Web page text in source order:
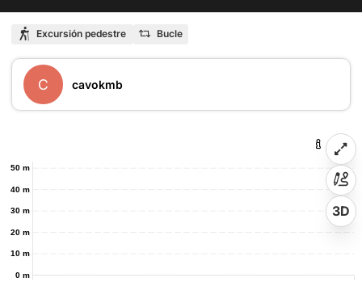
Excursión pedestre Bucle
C cavokmb
0 m
10 m
20 m
30 m
40 m
50 m
3D